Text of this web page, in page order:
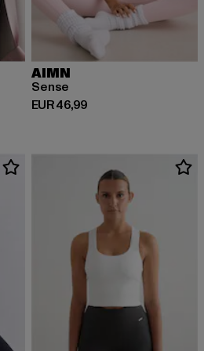
AIMN
Sense
EUR 46,99
Huidige prijs: EUR 46,99